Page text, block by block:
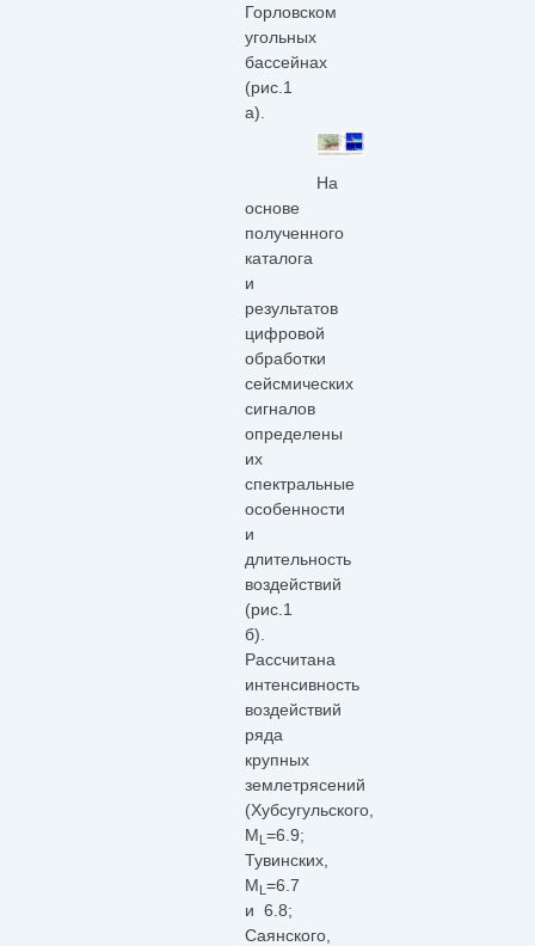
Горловском
угольных
бассейнах
(рис.1
а).
На
основе
полученного
каталога
и
результатов
цифровой
обработки
сейсмических
сигналов
определены
их
спектральные
особенности
и
длительность
воздействий
(рис.1
б).
Рассчитана
интенсивность
воздействий
ряда
крупных
землетрясений
(Хубсугульского,
МL =6.9;
Тувинских,
МL =6.7
и 6.8;
Саянского,